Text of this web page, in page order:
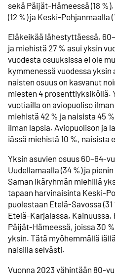
sekä Päijät-Hämeessä (18
(12 %) ja Keski-Pohjanmaalla
Eläkeikää lähestyttäessä,
ja miehistä 27 % asui yksin
vuodesta osuuksissa ei ole
kymmenessä vuodessa
naisten osuus on kasvanut
miesten 4 prosenttiyksiköllä.
vuotiailla on aviopuoliso
miehistä 42 % ja naisista 45
ilman lapsia. Aviopuolison ja
iässä miehistä 10 %, naisista
Yksin asuvien osuus 60–64-
Uudellamaalla (34 %) ja
Saman ikäryhmän miehillä
tapaan harvinaisinta Keski-
puolestaan Etelä-Savossa
Etelä-Karjalassa, Kainuussa,
Päijät-Hämeessä, joissa 30
yksin. Tätä myöhemmällä
naisilla selvästi.
Vuonna 2023 vähintään 80-